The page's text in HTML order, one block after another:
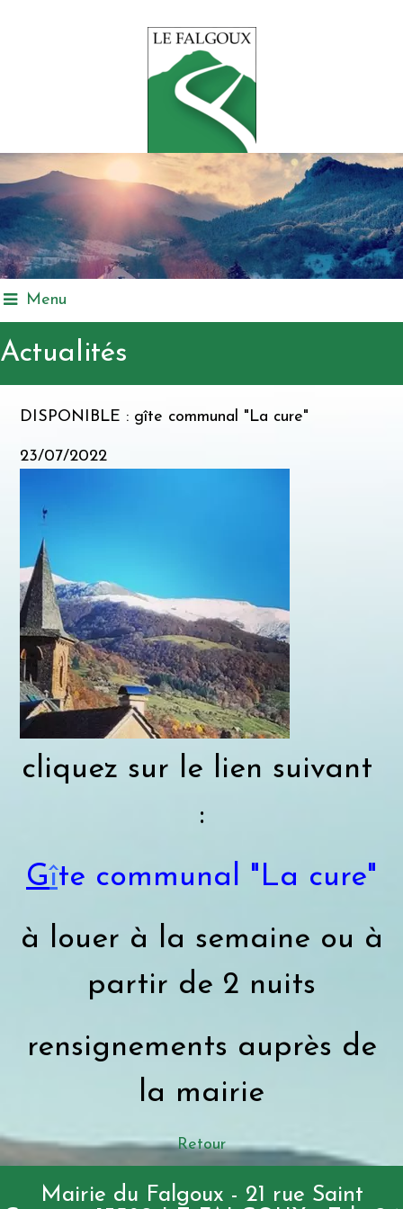
Menu
Actualités
DISPONIBLE : gîte communal "La cure"
23/07/2022
cliquez sur le lien suivant
:
Gîte communal "La cure"
à louer à la semaine ou à
partir de 2 nuits
rensignements auprès de
la mairie
Retour
Mairie du Falgoux - 21 rue Saint